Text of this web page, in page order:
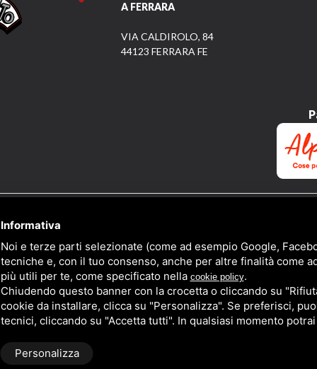
A FERRARA
VIA CALDIROLO, 84
44123 FERRARA FE
Informativa
Noi e terze parti selezionate (come ad esempio Google,
tecniche e, con il tuo consenso, anche per altre finalità come
più utili per te, come specificato nella cookie policy.
Chiudendo questo banner con la crocetta o cliccando su
cookie da installare, clicca su "Personalizza". Se preferisci,
tecnici, cliccando su "Accetta tutti". In qualsiasi momento
Personalizza